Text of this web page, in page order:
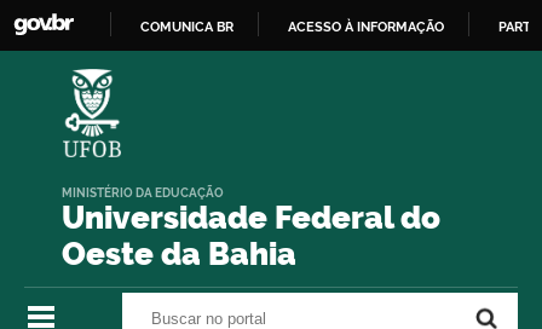
COMUNICA BR ACESSO À INFORMAÇÃO
Universidade Federal do
Oeste da Bahia
MINISTÉRIO DA EDUCAÇÃO